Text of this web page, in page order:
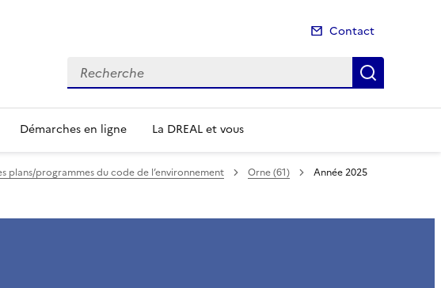
Contact
Recherche
Démarches en ligne La DREAL et vous
plans/programmes du code de l’environnement Orne (61) Année 2025